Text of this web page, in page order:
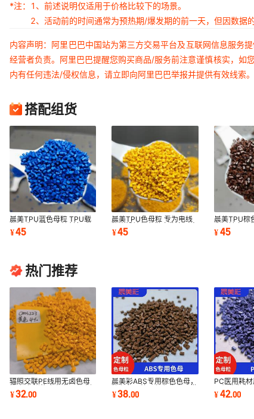
*注：
1、前述说明仅适用于价格比较下的场景。
2、活动前的时间通常为预热期/爆发期的前一天，但因数据
内容声明：阿里巴巴中国站为第三方交易平台及互联网信息服务
经营者负责。阿里巴巴提醒您购买商品/服务前注意谨慎核实，如
内有任何违法/侵权信息，请立即向阿里巴巴举报并提供有效线索。
搭配组货
晨美TPU蓝色母粒 TPU载
体 专为电线挤出管材气动
管打造新品牌推荐
¥45
晨美TPU色母粒 专为电线
挤出设计颜色批次稳定耐高
温 新品推荐
¥45
晨美TPU棕
应用健身器
汽车密封条
¥45
热门推荐
辐照交联PE线用无卤色母
粒 颜色鲜艳库存充足 深圳
色母料源头厂家
¥32.00
晨美彩ABS专用棕色色母，
棕色色母粒，颜色稳定，批
次差小
¥38.00
PC医用耗
用级紫色色
件生产新品
¥42.00